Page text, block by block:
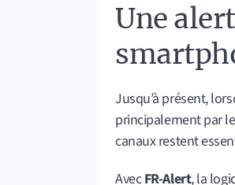
Une
Jusqu’à présent,
principalement par
canaux restent
AvecFR-Alert, la